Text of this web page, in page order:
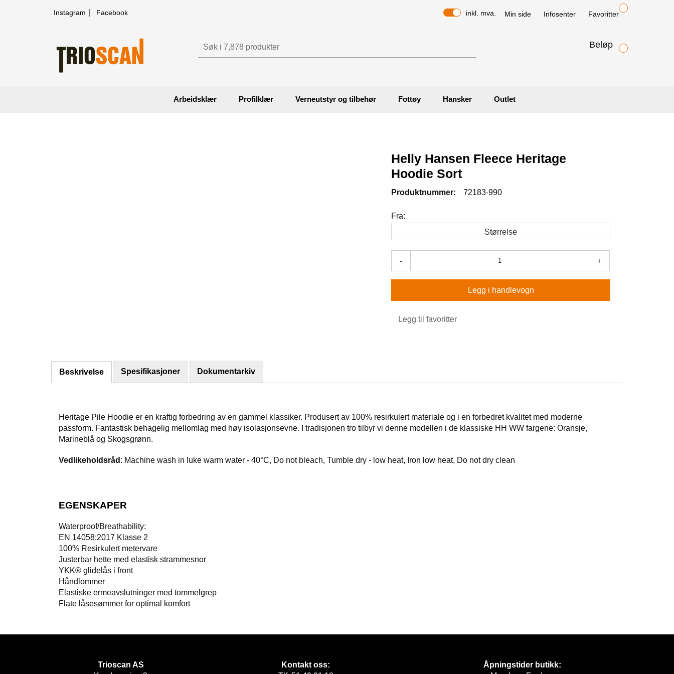
Instagram Facebook inkl. mva. Min side Infosenter Favoritter
Beløp
Arbeidsklær Profilklær Verneutstyr og tilbehør Fottøy Hansker Outlet
Helly Hansen Fleece Heritage
Hoodie Sort
Produktnummer: 72183-990
Fra:
Størrelse
- +
Legg i handlevogn
Legg til favoritter
Beskrivelse Spesifikasjoner Dokumentarkiv
Heritage Pile Hoodie er en kraftig forbedring av en gammel klassiker. Produsert av 100% resirkulert materiale og i en forbedret kvalitet med moderne
passform. Fantastisk behagelig mellomlag med høy isolasjonsevne. I tradisjonen tro tilbyr vi denne modellen i de klassiske HH WW fargene: Oransje,
Marineblå og Skogsgrønn.
Vedlikeholdsråd : Machine wash in luke warm water - 40°C, Do not bleach, Tumble dry - low heat, Iron low heat, Do not dry clean
EGENSKAPER
Waterproof/Breathability:
EN 14058:2017 Klasse 2
100% Resirkulert metervare
Justerbar hette med elastisk strammesnor
YKK® glidelås i front
Håndlommer
Elastiske ermeavslutninger med tommelgrep
Flate låsesømmer for optimal komfort
Trioscan AS
Kontakt oss:
Åpningstider butikk: